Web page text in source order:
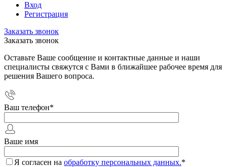
Вход
Регистрация
Заказать звонок
Заказать звонок
Оставьте Ваше сообщение и контактные данные и наши
специалисты свяжутся с Вами в ближайшее рабочее время для
решения Вашего вопроса.
Ваш телефон*
Ваше имя
Я согласен на обработку персональных данных.*